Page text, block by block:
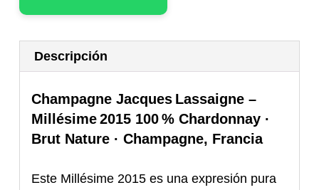
Descripción
Champagne Jacques Lassaigne –
Millésime 2015 100 % Chardonnay ·
Brut Nature · Champagne, Francia
Este Millésime 2015 es una expresión pura